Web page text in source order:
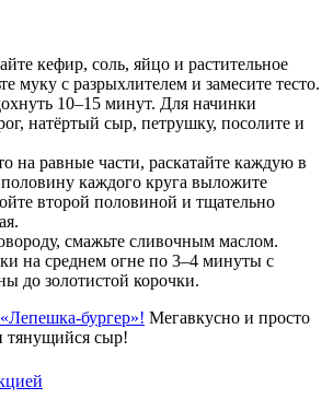
кефир, соль, яйцо и растительное
муку с разрыхлителем и замесите тесто.
10–15 минут. Для начинки
натёртый сыр, петрушку, посолите и
на равные части, раскатайте каждую в
каждого круга выложите
второй половиной и тщательно
смажьте сливочным маслом.
на среднем огне по 3–4 минуты с
до золотистой корочки.
«Лепешка-бургер»! Мегавкусно и просто
сыр!